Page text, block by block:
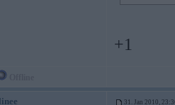
+1
31. Jan 2010,